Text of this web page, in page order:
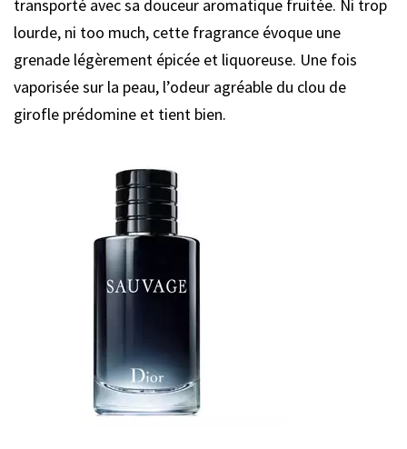
transporté avec sa douceur aromatique fruitée. Ni trop
lourde, ni too much, cette fragrance évoque une
grenade légèrement épicée et liquoreuse. Une fois
vaporisée sur la peau, l’odeur agréable du clou de
girofle prédomine et tient bien.